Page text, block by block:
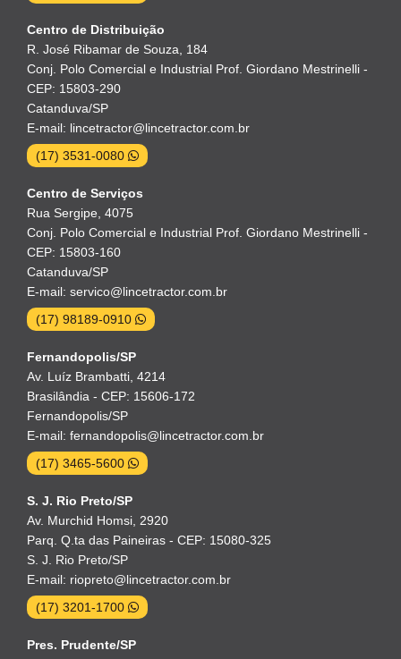
Centro de Distribuição
R. José Ribamar de Souza, 184
Conj. Polo Comercial e Industrial Prof. Giordano Mestrinelli -
CEP: 15803-290
Catanduva/SP
E-mail: lincetractor@lincetractor.com.br
(17) 3531-0080
Centro de Serviços
Rua Sergipe, 4075
Conj. Polo Comercial e Industrial Prof. Giordano Mestrinelli -
CEP: 15803-160
Catanduva/SP
E-mail: servico@lincetractor.com.br
(17) 98189-0910
Fernandopolis/SP
Av. Luíz Brambatti, 4214
Brasilândia - CEP: 15606-172
Fernandopolis/SP
E-mail: fernandopolis@lincetractor.com.br
(17) 3465-5600
S. J. Rio Preto/SP
Av. Murchid Homsi, 2920
Parq. Q.ta das Paineiras - CEP: 15080-325
S. J. Rio Preto/SP
E-mail: riopreto@lincetractor.com.br
(17) 3201-1700
Pres. Prudente/SP